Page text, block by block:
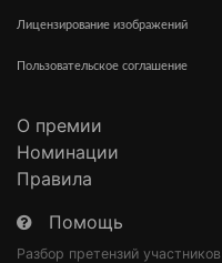
Лицензирование изображений
Пользовательское соглашение
О премии
Номинации
Правила
Помощь
Разбор претензий участников